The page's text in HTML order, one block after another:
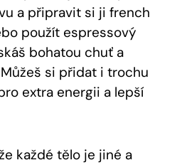
a připravit si ji french
použít espressový⁤
bohatou chuť a⁢
si přidat i⁤ trochu​
extra energii ⁤a lepší
každé tělo je⁤ jiné a